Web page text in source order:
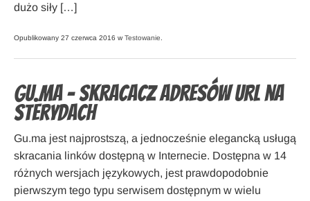
dużo siły […]
Opublikowany 27 czerwca 2016 w Testowanie
Gu.ma – skracacz adresów URL na
sterydach
Gu.ma jest najprostszą, a jednocześnie elegancką usługą
skracania linków dostępną w Internecie. Dostępna w 14
różnych wersjach językowych, jest prawdopodobnie
pierwszym tego typu serwisem dostępnym w wielu